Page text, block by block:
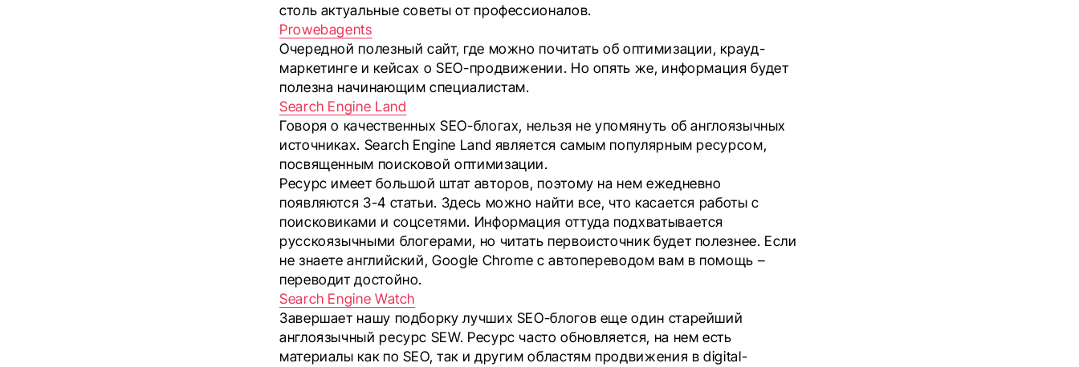
столь актуальные советы от профессионалов.
Prowebagents
Очередной полезный сайт, где можно почитать об оптимизации, крауд-
маркетинге и кейсах о SEO-продвижении. Но опять же, информация будет
полезна начинающим специалистам.
Search Engine Land
Говоря о качественных SEO-блогах, нельзя не упомянуть об англоязычных
источниках. Search Engine Land является самым популярным ресурсом,
посвященным поисковой оптимизации.
Ресурс имеет большой штат авторов, поэтому на нем ежедневно
появляются 3-4 статьи. Здесь можно найти все, что касается работы с
поисковиками и соцсетями. Информация оттуда подхватывается
русскоязычными блогерами, но читать первоисточник будет полезнее. Если
не знаете английский, Google Chrome с автопереводом вам в помощь –
переводит достойно.
Search Engine Watch
Завершает нашу подборку лучших SEO-блогов еще один старейший
англоязычный ресурс SEW. Ресурс часто обновляется, на нем есть
материалы как по SEO, так и другим областям продвижения в digital-